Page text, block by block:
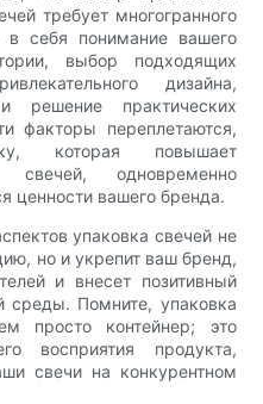
требует многогранного
в себя понимание вашего
выбор подходящих
дизайна,
решение практических
факторы переплетаются,
которая повышает
свечей, одновременно
ценности вашего бренда.
упаковка свечей не
но и укрепит ваш бренд,
и внесет позитивный
Помните, упаковка
просто контейнер; это
восприятия продукта,
свечи на конкурентном